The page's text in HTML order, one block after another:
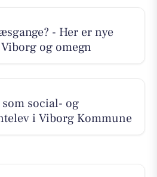
- Her er nye
og omegn
social- og
i Viborg Kommune